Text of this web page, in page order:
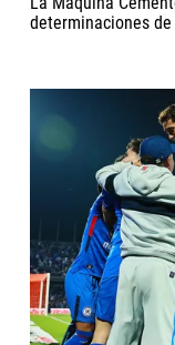
determinaciones